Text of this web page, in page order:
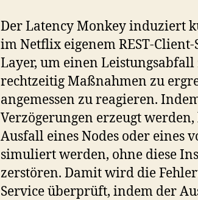
Der Latency Monkey induziert
im Netflix eigenem REST-
Layer, um einen
rechtzeitig Maßnahmen zu
angemessen zu reagieren.
Verzögerungen erzeugt
Ausfall eines Nodes oder eines
simuliert werden, ohne diese
zerstören. Damit wird die
Service überprüft, indem der